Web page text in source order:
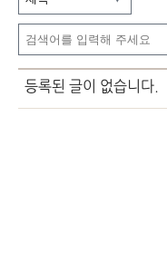
등록된 글이 없습니다.